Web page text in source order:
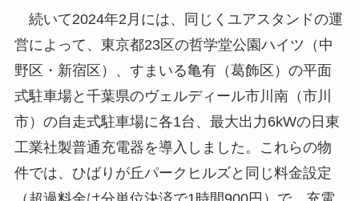
続いて2024年2月には、同じくユアスタンドの運
営によって、東京都23区の哲学堂公園ハイツ（中
野区・新宿区）、すまいる⻲有（葛飾区）の平面
式駐車場と千葉県のヴェルディール市川南（市川
市）の自走式駐車場に各1台、最大出力6kWの日東
工業社製普通充電器を導入しました。これらの物
件では、ひばりが丘パークヒルズと同じ料金設定